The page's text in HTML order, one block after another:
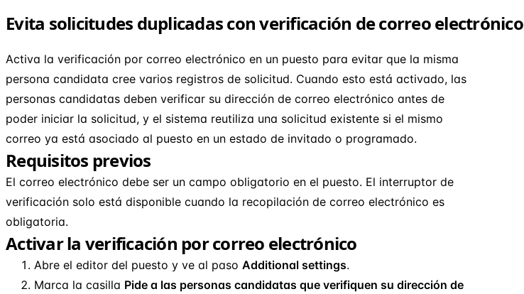
Evita solicitudes duplicadas con verificación de correo electrónico
Activa la verificación por correo electrónico en un puesto para evitar que la misma
persona candidata cree varios registros de solicitud. Cuando esto está activado, las
personas candidatas deben verificar su dirección de correo electrónico antes de
poder iniciar la solicitud, y el sistema reutiliza una solicitud existente si el mismo
correo ya está asociado al puesto en un estado de invitado o programado.
Requisitos previos
El correo electrónico debe ser un campo obligatorio en el puesto. El interruptor de
verificación solo está disponible cuando la recopilación de correo electrónico es
obligatoria.
Activar la verificación por correo electrónico
Abre el editor del puesto y ve al paso Additional settings.
Marca la casilla Pide a las personas candidatas que verifiquen su dirección de